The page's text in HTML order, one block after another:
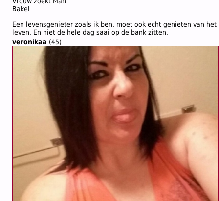
Bakel
Een levensgenieter zoals ik ben, moet ook echt genieten van het
leven. En niet de hele dag saai op de bank zitten.
veronikaa (45)